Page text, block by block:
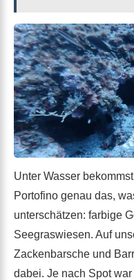
Unter Wasser
Portofino genau das,
unterschätzen: farbige
Seegraswiesen. Auf
Zackenbarsche und
dabei. Je nach Spot